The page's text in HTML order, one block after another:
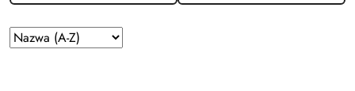
Zastosowano
sortowanie:
Sortuj
według